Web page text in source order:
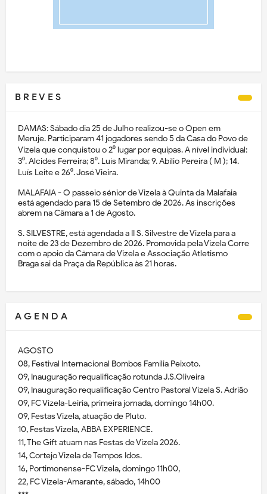
B R E V E S
DAMAS: Sábado dia 25 de Julho realizou-se o Open em
Meruje. Participaram 41 jogadores sendo 5 da Casa do Povo de
Vizela que conquistou o 2⁰ lugar por equipas. A nível individual:
3⁰. Alcides Ferreira; 8⁰. Luís Miranda; 9. Abílio Pereira ( M ); 14.
Luís Leite e 26⁰. José Vieira.
MALAFAIA - O passeio sénior de Vizela à Quinta da Malafaia
está agendado para 15 de Setembro de 2026. As inscrições
abrem na Câmara a 1 de Agosto.
S. SILVESTRE, está agendada a II S. Silvestre de Vizela para a
noite de 23 de Dezembro de 2026. Promovida pela Vizela Corre
com o apoio da Câmara de Vizela e Associação Atletismo
Braga sai da Praça da República às 21 horas.
A G E N D A
AGOSTO
08, Festival Internacional Bombos Família Peixoto.
09, Inauguração requalificação rotunda J.S.Oliveira
09, Inauguração requalificação Centro Pastoral Vizela S. Adrião
09, FC Vizela-Leiria, primeira jornada, domingo 14h00.
09, Festas Vizela, atuação de Pluto.
10, Festas Vizela, ABBA EXPERIENCE.
11, The Gift atuam nas Festas de Vizela 2026.
14, Cortejo Vizela de Tempos Idos.
16, Portimonense-FC Vizela, domingo 11h00,
22, FC Vizela-Amarante, sábado, 14h00